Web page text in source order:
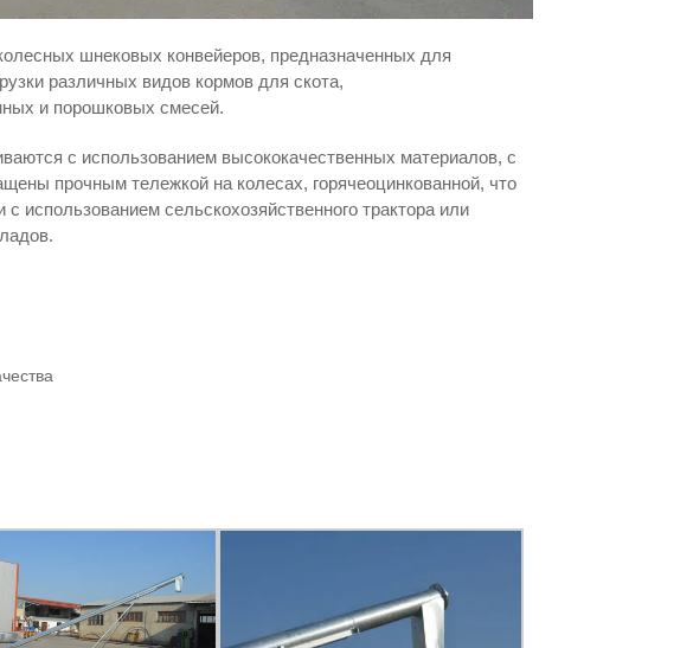
шнековых конвейеров, предназначенных для
различных видов кормов для скота,
и порошковых смесей.
с использованием высококачественных материалов, с
прочным тележкой на колесах, горячеоцинкованной, что
использованием сельскохозяйственного трактора или